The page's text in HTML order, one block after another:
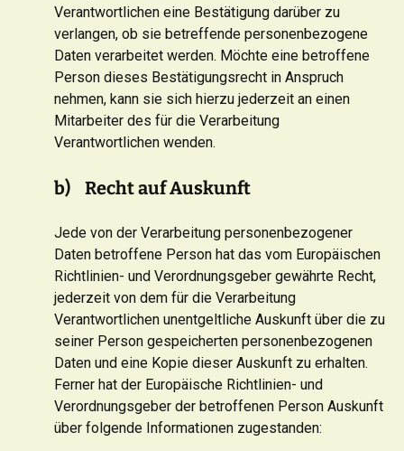
Verantwortlichen eine Bestätigung darüber zu
verlangen, ob sie betreffende personenbezogene
Daten verarbeitet werden. Möchte eine betroffene
Person dieses Bestätigungsrecht in Anspruch
nehmen, kann sie sich hierzu jederzeit an einen
Mitarbeiter des für die Verarbeitung
Verantwortlichen wenden.
b) Recht auf Auskunft
Jede von der Verarbeitung personenbezogener
Daten betroffene Person hat das vom Europäischen
Richtlinien- und Verordnungsgeber gewährte Recht,
jederzeit von dem für die Verarbeitung
Verantwortlichen unentgeltliche Auskunft über die zu
seiner Person gespeicherten personenbezogenen
Daten und eine Kopie dieser Auskunft zu erhalten.
Ferner hat der Europäische Richtlinien- und
Verordnungsgeber der betroffenen Person Auskunft
über folgende Informationen zugestanden: